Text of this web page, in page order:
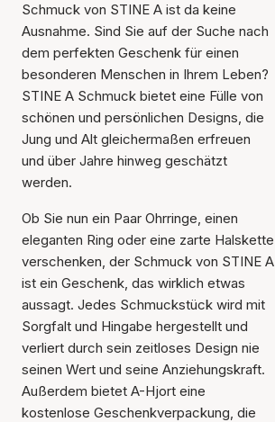
Schmuck von STINE A ist da keine
Ausnahme. Sind Sie auf der Suche nach
dem perfekten Geschenk für einen
besonderen Menschen in Ihrem Leben?
STINE A Schmuck bietet eine Fülle von
schönen und persönlichen Designs, die
Jung und Alt gleichermaßen erfreuen
und über Jahre hinweg geschätzt
werden.
Ob Sie nun ein Paar Ohrringe, einen
eleganten Ring oder eine zarte Halskette
verschenken, der Schmuck von STINE A
ist ein Geschenk, das wirklich etwas
aussagt. Jedes Schmuckstück wird mit
Sorgfalt und Hingabe hergestellt und
verliert durch sein zeitloses Design nie
seinen Wert und seine Anziehungskraft.
Außerdem bietet A-Hjort eine
kostenlose Geschenkverpackung, die